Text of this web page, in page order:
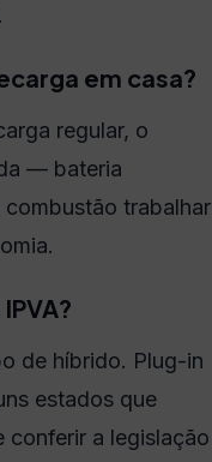
em casa?
regular, o
— bateria
trabalhar
de híbrido. Plug-in
estados que
conferir a legislação